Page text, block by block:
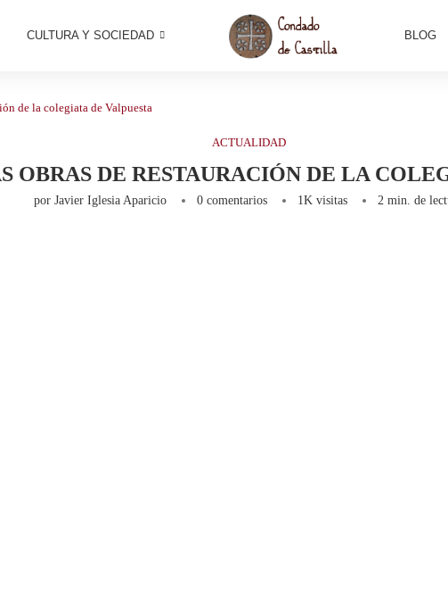
CULTURA Y SOCIEDAD BLOG
de la colegiata de Valpuesta
ACTUALIDAD
OBRAS DE RESTAURACIÓN DE LA
por Javier Iglesia Aparicio 0 comentarios 1K visitas 2 min. de